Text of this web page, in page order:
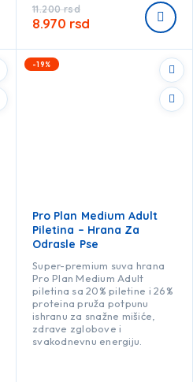
11.200rsd
8.970 rsd
-19%
Pro Plan Medium Adult
Piletina – Hrana Za
Odrasle Pse
Super-premium suva hrana
Pro Plan Medium Adult
piletina sa 20% piletine i 26%
proteina pruža potpunu
ishranu za snažne mišiće,
zdrave zglobove i
svakodnevnu energiju.